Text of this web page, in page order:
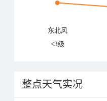
东北风
<3级
整点天气实况